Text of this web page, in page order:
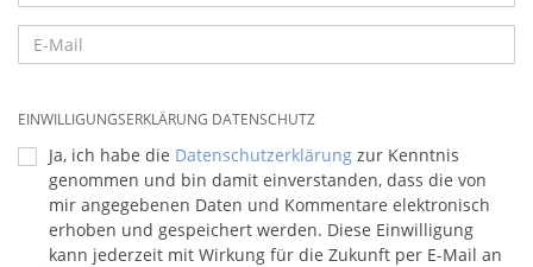
EINWILLIGUNGSERKLÄRUNG DATENSCHUTZ
Ja, ich habe die Datenschutzerklärung zur Kenntnis
genommen und bin damit einverstanden, dass die von
mir angegebenen Daten und Kommentare elektronisch
erhoben und gespeichert werden. Diese Einwilligung
kann jederzeit mit Wirkung für die Zukunft per E-Mail an